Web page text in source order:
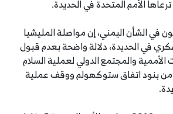
الأمم المتحدة في الحديدة.
في الشأن اليمني، إن مواصلة المليشيا
في الحديدة، دلالة واضحة بعدم قبول
الأممية والمجتمع الدولي لعملية السلام
بنود اتفاق ستوكهولم ووقف عملية